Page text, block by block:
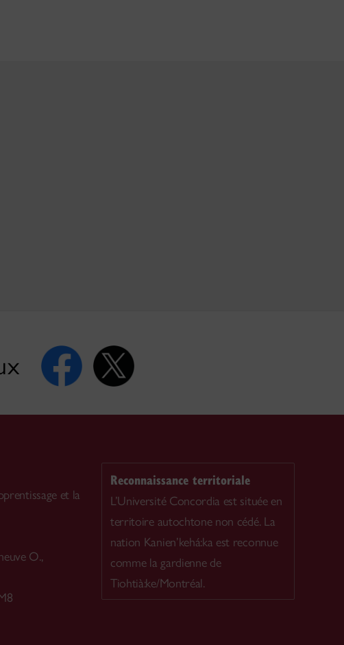
et la
O.,
Reconnaissance territoriale
L’Université Concordia est située en
territoire autochtone non cédé. La
nation Kanien’kehá:ka est reconnue
comme la gardienne de
Tiohtià:ke/Montréal.